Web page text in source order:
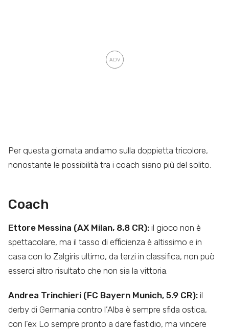
Per questa giornata andiamo sulla doppietta tricolore,
nonostante le possibilità tra i coach siano più del solito.
Coach
Ettore Messina (AX Milan, 8.8 CR): il gioco non è
spettacolare, ma il tasso di efficienza è altissimo e in
casa con lo Zalgiris ultimo, da terzi in classifica, non può
esserci altro risultato che non sia la vittoria.
Andrea Trinchieri (FC Bayern Munich, 5.9 CR): il
derby di Germania contro l’Alba è sempre sfida ostica,
con l’ex Lo sempre pronto a dare fastidio, ma vincere